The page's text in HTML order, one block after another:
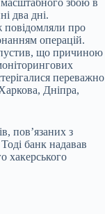
два дні.
повідомляли про
операцій.
що причиною
переважно
Дніпра,
пов’язаних з
банк надавав
хакерського